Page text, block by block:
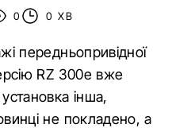
0 0 ХВ
передньопривідної
RZ 300e вже
інша,
не покладено, а